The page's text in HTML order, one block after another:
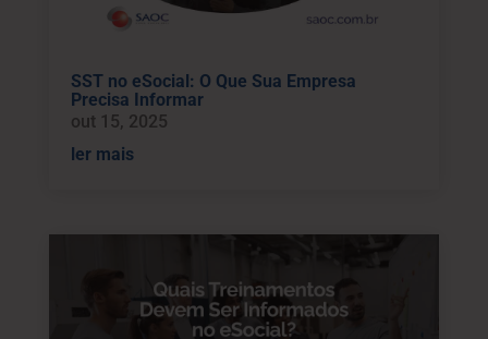
SST no eSocial: O Que Sua Empresa
Precisa Informar
out 15, 2025
ler mais